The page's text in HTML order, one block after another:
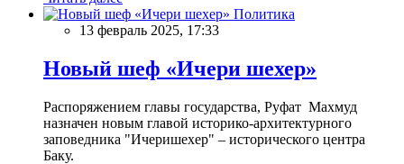
Политика
13 февраль 2025, 17:33
Новый шеф «Ичери шехер»
Распоряжением главы государства, Руфат Махмуд
назначен новым главой историко-архитектурного
заповедника "Ичеришехер" – исторического центра
Баку.